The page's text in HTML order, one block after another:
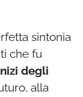
sintonia
che fu
degli
alla